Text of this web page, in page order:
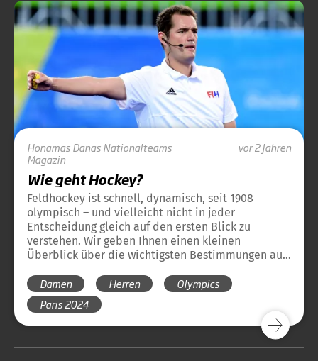
HonamasDanasNationalteams
Magazin
vor 2 Jahren
Wie geht Hockey?
Feldhockey ist schnell, dynamisch, seit 1908
olympisch – und vielleicht nicht in jeder
Entscheidung gleich auf den ersten Blick zu
verstehen. Wir geben Ihnen einen kleinen
Überblick über die wichtigsten Bestimmungen aus
Feldhockey. Damit sich der Hockey-Regel-
Dschungel auch für die neuen Hockeyfreunde ganz
schnell lichtet.
Damen Herren
Olympics
Paris 2024